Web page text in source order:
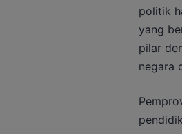
politik
yang
pilar
negara